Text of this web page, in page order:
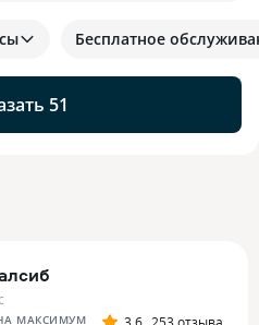
51
Бесплатное
МАКСИМУМ